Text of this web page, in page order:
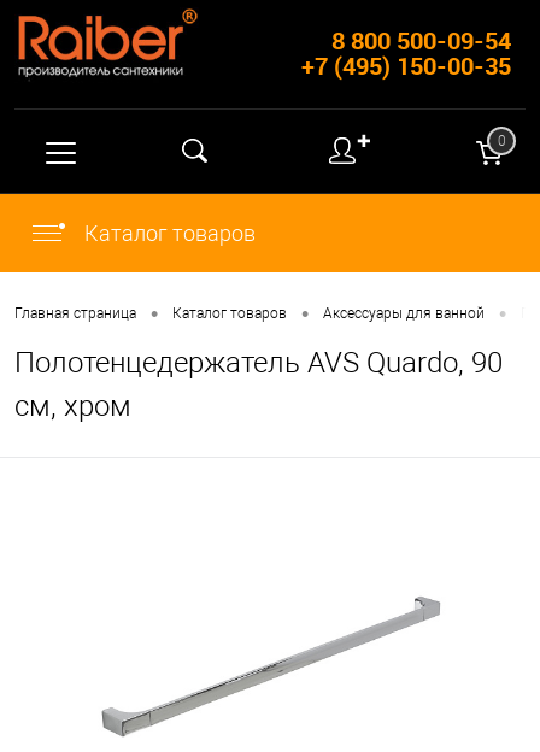
8 800 500-09-54
+7 (495) 150-00-35
✚ 0
Каталог товаров
Главная страница • Каталог товаров • Аксессуары для ванной •
Полотенцедержатель AVS Quardo, 90
см, хром